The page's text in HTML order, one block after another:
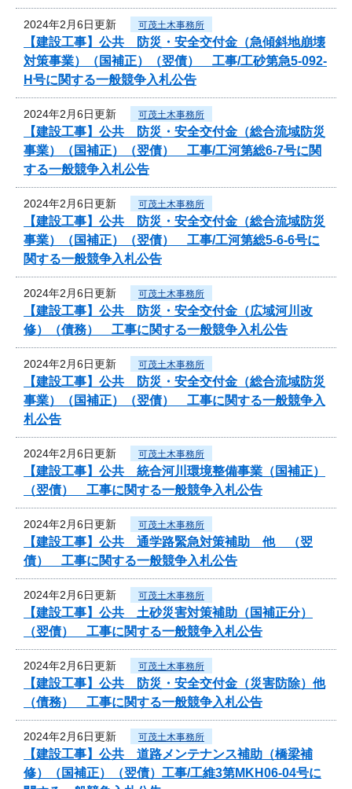
2024年2月6日更新 可茂土木事務所
【建設工事】公共 防災・安全交付金（急傾斜地崩壊
対策事業）（国補正）（翌債） 工事/工砂第急5-092-
H号に関する一般競争入札公告
2024年2月6日更新 可茂土木事務所
【建設工事】公共 防災・安全交付金（総合流域防災
事業）（国補正）（翌債） 工事/工河第総6-7号に関
する一般競争入札公告
2024年2月6日更新 可茂土木事務所
【建設工事】公共 防災・安全交付金（総合流域防災
事業）（国補正）（翌債） 工事/工河第総5-6-6号に
関する一般競争入札公告
2024年2月6日更新 可茂土木事務所
【建設工事】公共 防災・安全交付金（広域河川改
修）（債務） 工事に関する一般競争入札公告
2024年2月6日更新 可茂土木事務所
【建設工事】公共 防災・安全交付金（総合流域防災
事業）（国補正）（翌債） 工事に関する一般競争入
札公告
2024年2月6日更新 可茂土木事務所
【建設工事】公共 統合河川環境整備事業（国補正）
（翌債） 工事に関する一般競争入札公告
2024年2月6日更新 可茂土木事務所
【建設工事】公共 通学路緊急対策補助 他 （翌
債） 工事に関する一般競争入札公告
2024年2月6日更新 可茂土木事務所
【建設工事】公共 土砂災害対策補助（国補正分）
（翌債） 工事に関する一般競争入札公告
2024年2月6日更新 可茂土木事務所
【建設工事】公共 防災・安全交付金（災害防除）他
（債務） 工事に関する一般競争入札公告
2024年2月6日更新 可茂土木事務所
【建設工事】公共 道路メンテナンス補助（橋梁補
修）（国補正）（翌債）工事/工維3第MKH06-04号に